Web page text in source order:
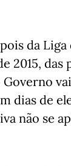
da
2015, das
dias de
não se